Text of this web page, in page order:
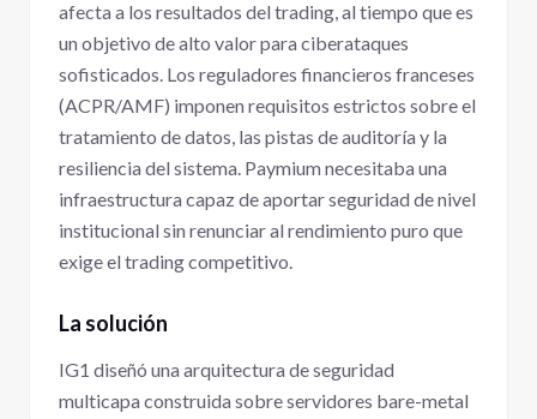
afecta a los resultados del trading, al tiempo que es
un objetivo de alto valor para ciberataques
sofisticados. Los reguladores financieros franceses
(ACPR/AMF) imponen requisitos estrictos sobre el
tratamiento de datos, las pistas de auditoría y la
resiliencia del sistema. Paymium necesitaba una
infraestructura capaz de aportar seguridad de nivel
institucional sin renunciar al rendimiento puro que
exige el trading competitivo.
La solución
IG1 diseñó una arquitectura de seguridad
multicapa construida sobre servidores bare-metal